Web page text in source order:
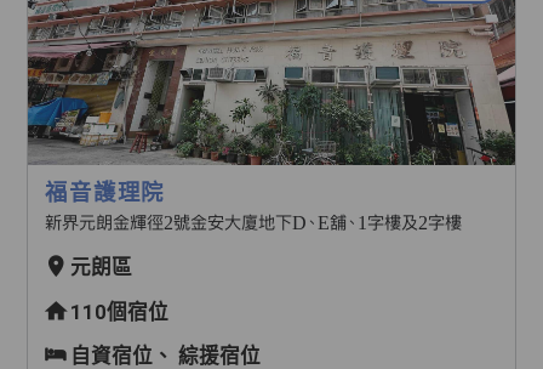
福音護理院
新界元朗金輝徑2號金安大廈地下D、E舖、1字樓及2字樓
元朗區
110個宿位
自資宿位、綜援宿位